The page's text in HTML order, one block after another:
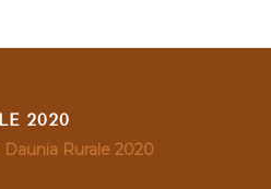
2020
Rurale 2020